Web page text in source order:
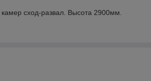
сход-развал. Высота 2900мм.